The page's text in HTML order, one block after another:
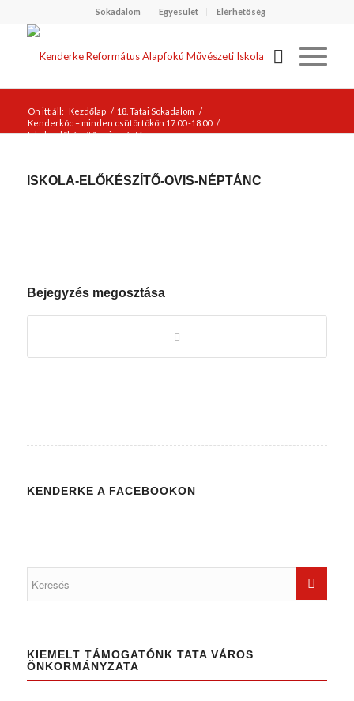
Sokadalom Egyesület Elérhetőség
Ön itt áll: Kezdőlap / 18. Tatai Sokadalom /
Kenderkóc – minden csütörtökön 17.00 -18.00 /
Iskola-előkészítő-ovis-néptánc
ISKOLA-ELŐKÉSZÍTŐ-OVIS-NÉPTÁNC
Bejegyzés megosztása
KENDERKE A FACEBOOKON
KIEMELT TÁMOGATÓNK TATA VÁROS
ÖNKORMÁNYZATA